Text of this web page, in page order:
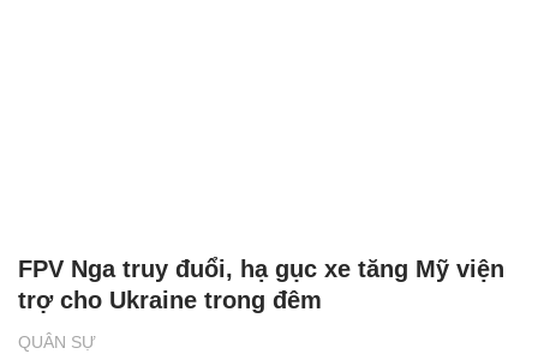
QUÂN SỰ
FPV Nga truy đuổi, hạ gục xe tăng Mỹ viện
trợ cho Ukraine trong đêm